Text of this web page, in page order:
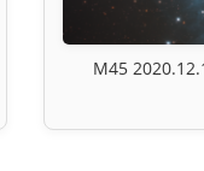
M45